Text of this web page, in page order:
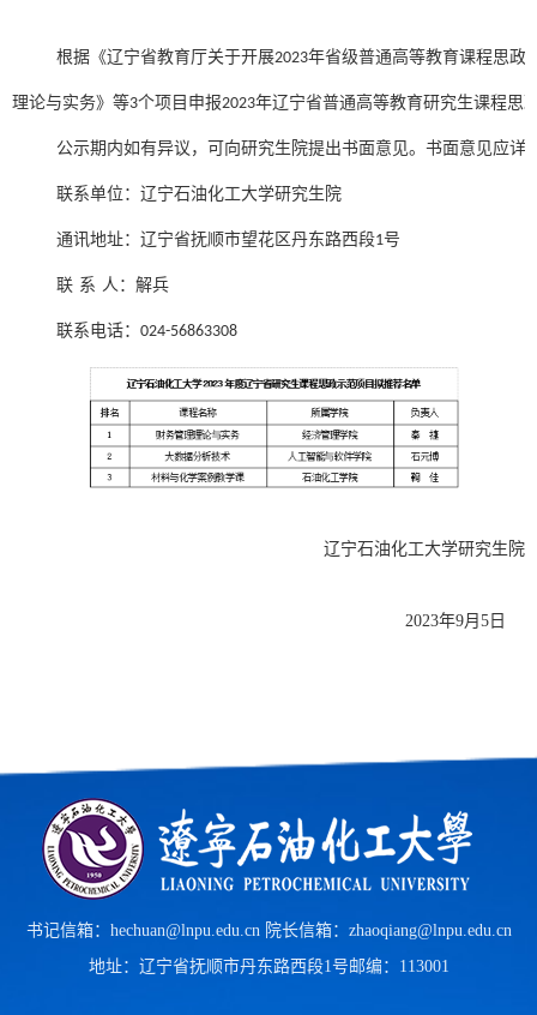
根据《辽宁省教育厅关于开展2023年省级普通高等教育课程思政
理论与实务》等3个项目申报2023年辽宁省普通高等教育研究生课程思
公示期内如有异议，可向研究生院提出书面意见。书面意见应
联系单位：辽宁石油化工大学研究生院
通讯地址：辽宁省抚顺市望花区丹东路西段1号
联 系 人：解兵
联系电话： 024-56863308
辽宁石油化工大学研究生院
2023年9月5日
书记信箱：hechuan@lnpu.edu.cn 院长信箱：zhaoqiang@lnpu.edu.cn
地址：辽宁省抚顺市丹东路西段1号 邮编：113001